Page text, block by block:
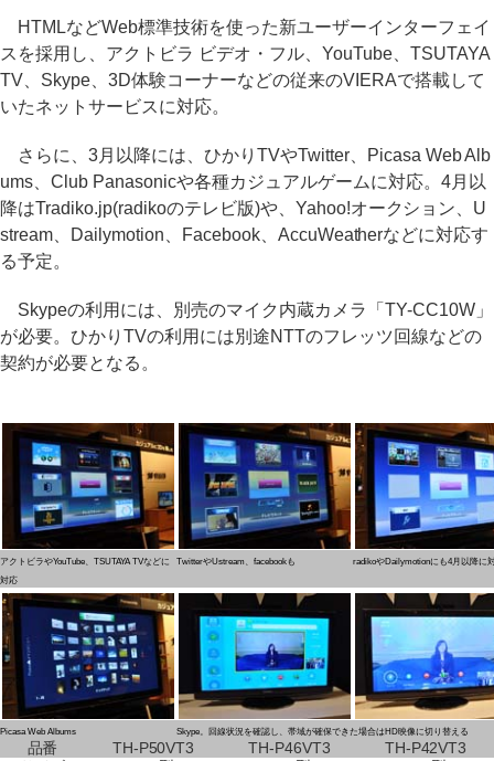
HTMLなどWeb標準技術を使った新ユーザーインターフェイ
スを採用し、アクトビラ ビデオ・フル、YouTube、TSUTAYA
TV、Skype、3D体験コーナーなどの従来のVIERAで搭載して
いたネットサービスに対応。
さらに、3月以降には、ひかりTVやTwitter、Picasa Web Alb
ums、Club Panasonicや各種カジュアルゲームに対応。4月以
降はTradiko.jp(radikoのテレビ版)や、Yahoo!オークション、U
stream、Dailymotion、Facebook、AccuWeatherなどに対応す
る予定。
Skypeの利用には、別売のマイク内蔵カメラ「TY-CC10W」
が必要。ひかりTVの利用には別途NTTのフレッツ回線などの
契約が必要となる。
アクトビラやYouTube、TSUTAYA TVなどに
対応
TwitterやUstream、facebookも radikoやDailymotionにも4月以降に
Picasa Web Albums Skype。回線状況を確認し、帯域が確保できた場合はHD映像に切り替える
品番 TH-P50VT3 TH-P46VT3
TH-P42VT3